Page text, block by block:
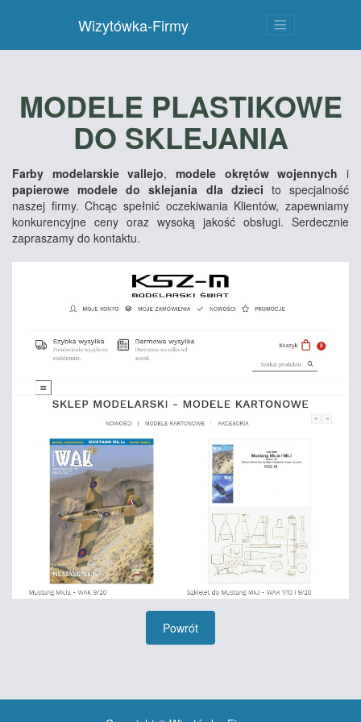
Wizytówka-Firmy
MODELE PLASTIKOWE
DO SKLEJANIA
Farby modelarskie vallejo,modele okrętów wojennych i
papierowe modele do sklejania dla dzieci to specjalność
naszej firmy. Chcąc spełnić oczekiwania Klientów, zapewniamy
konkurencyjne ceny oraz wysoką jakość obsługi. Serdecznie
zapraszamy do kontaktu.
Powrót